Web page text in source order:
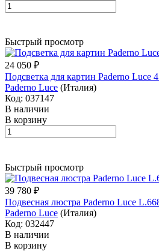
Быстрый просмотр
24 050 ₽
Подсветка для картин Paderno Luce
Paderno Luce (Италия)
Код: 037147
В наличии
В корзину
Быстрый просмотр
39 780 ₽
Подвесная люстра Paderno Luce
Paderno Luce (Италия)
Код: 032447
В наличии
В корзину